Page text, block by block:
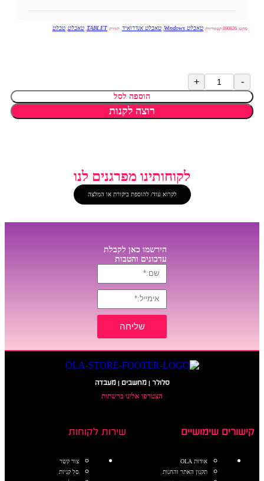
מקט: 890826 קטגוריות: טאבלט Windows , טאבלט אנדרואיד תגיות: TABLET
, טאבלט, טבלט
הוספה לסל
רוצה לקנות
לקוחותינו מפרגנים לנו
לקרוא עוד/ להוספת ביקורת או המלצה
הירשמו כאן לקבלת
עדכונים והטבות
שליחה
סלולר | מחשבים | מעבדה
הצטרפו אלינו ברשתות
קישורים שימושיים
אודות OLA
תקנון האתר והחנות
שירות לקוחות
צור קשר
סל קניות